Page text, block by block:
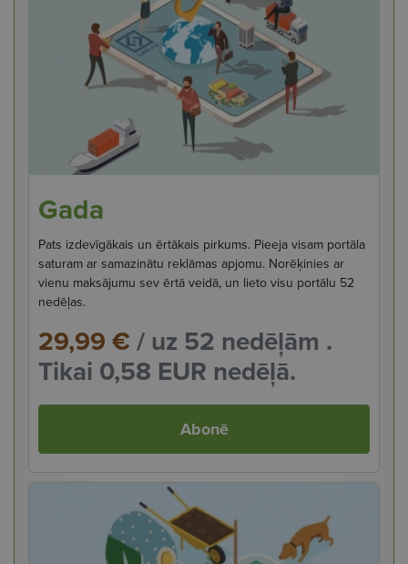
Gada
Pats izdevīgākais un ērtākais pirkums. Pieeja visam portāla
saturam ar samazinātu reklāmas apjomu. Norēķinies ar
vienu maksājumu sev ērtā veidā, un lieto visu portālu 52
nedēļas.
29,99 €/ uz 52 nedēļām .
Tikai 0,58 EUR nedēļā.
Abonē